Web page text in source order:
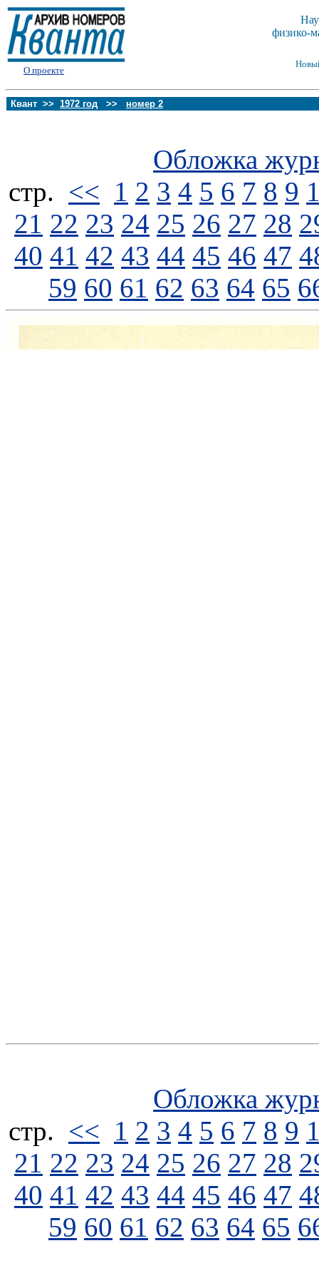
О проекте
физико-
Квант >> 1972 год >> номер 2
Обложка
стp. << 1 2 3 4 5 6 7 8 9
21 22 23 24 25 26 27 28
40 41 42 43 44 45 46 47
59 60 61 62 63 64 65
Обложка
стp. << 1 2 3 4 5 6 7 8 9
21 22 23 24 25 26 27 28
40 41 42 43 44 45 46 47
59 60 61 62 63 64 65